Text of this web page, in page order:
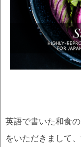
英語で書いた和食
をいただきまして